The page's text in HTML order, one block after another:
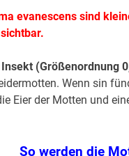
evanescens sind
(Größenordnung
Wenn sin
Eier der Motten und
So werden die